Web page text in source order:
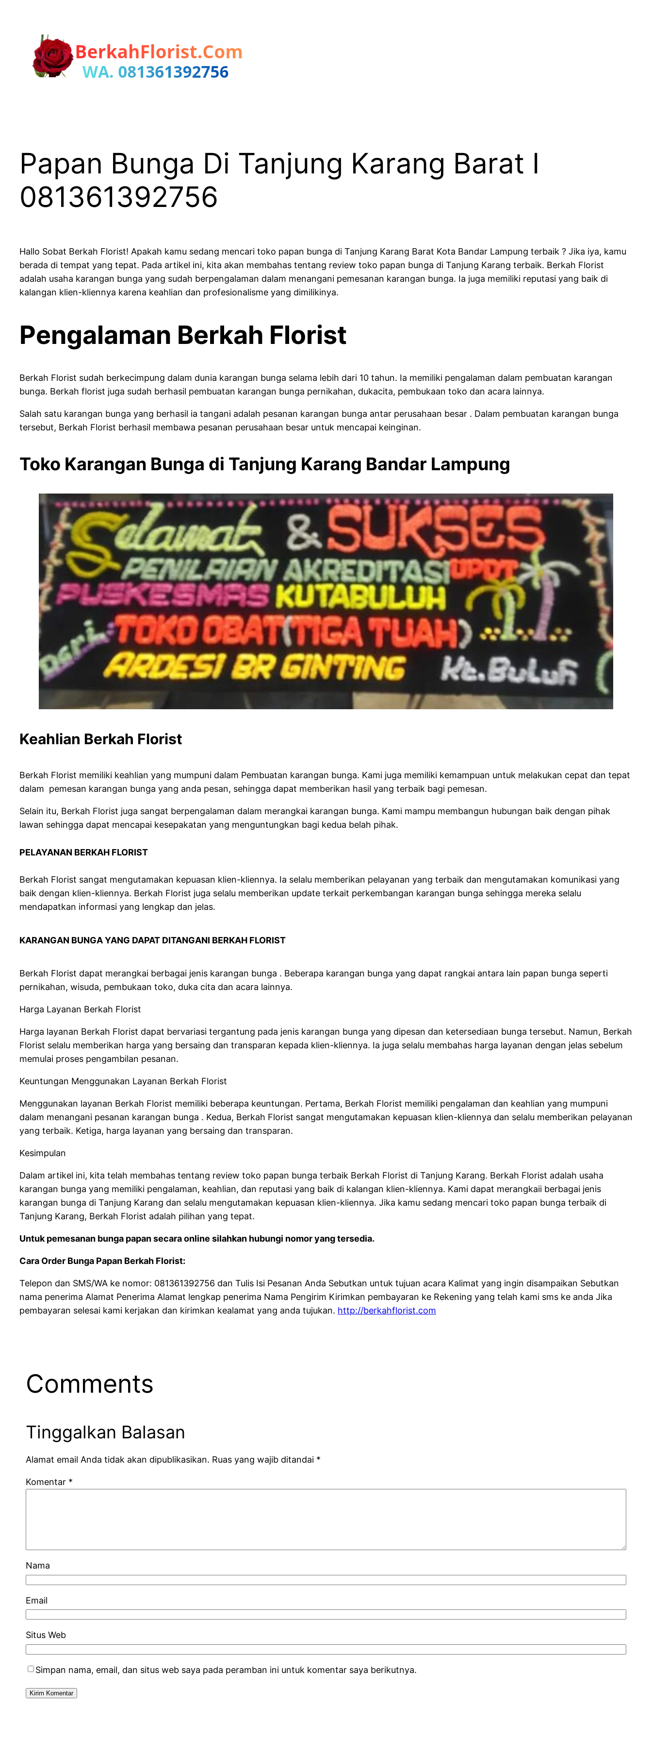
Papan Bunga Di Tanjung Karang Barat I
081361392756
Hallo Sobat Berkah Florist! Apakah kamu sedang mencari toko papan bunga di Tanjung Karang Barat Kota Bandar Lampung terbaik ? Jika iya, kamu
berada di tempat yang tepat. Pada artikel ini, kita akan membahas tentang review toko papan bunga di Tanjung Karang terbaik. Berkah Florist
adalah usaha karangan bunga yang sudah berpengalaman dalam menangani pemesanan karangan bunga. Ia juga memiliki reputasi yang baik di
kalangan klien-kliennya karena keahlian dan profesionalisme yang dimilikinya.
Pengalaman Berkah Florist
Berkah Florist sudah berkecimpung dalam dunia karangan bunga selama lebih dari 10 tahun. Ia memiliki pengalaman dalam pembuatan karangan
bunga. Berkah florist juga sudah berhasil pembuatan karangan bunga pernikahan, dukacita, pembukaan toko dan acara lainnya.
Salah satu karangan bunga yang berhasil ia tangani adalah pesanan karangan bunga antar perusahaan besar . Dalam pembuatan karangan bunga
tersebut, Berkah Florist berhasil membawa pesanan perusahaan besar untuk mencapai keinginan.
Toko Karangan Bunga di Tanjung Karang Bandar Lampung
Keahlian Berkah Florist
Berkah Florist memiliki keahlian yang mumpuni dalam Pembuatan karangan bunga. Kami juga memiliki kemampuan untuk melakukan cepat dan tepat
dalam pemesan karangan bunga yang anda pesan, sehingga dapat memberikan hasil yang terbaik bagi pemesan.
Selain itu, Berkah Florist juga sangat berpengalaman dalam merangkai karangan bunga. Kami mampu membangun hubungan baik dengan pihak
lawan sehingga dapat mencapai kesepakatan yang menguntungkan bagi kedua belah pihak.
PELAYANAN BERKAH FLORIST
Berkah Florist sangat mengutamakan kepuasan klien-kliennya. Ia selalu memberikan pelayanan yang terbaik dan mengutamakan komunikasi yang
baik dengan klien-kliennya. Berkah Florist juga selalu memberikan update terkait perkembangan karangan bunga sehingga mereka selalu
mendapatkan informasi yang lengkap dan jelas.
KARANGAN BUNGA YANG DAPAT DITANGANI BERKAH FLORIST
Berkah Florist dapat merangkai berbagai jenis karangan bunga . Beberapa karangan bunga yang dapat rangkai antara lain papan bunga seperti
pernikahan, wisuda, pembukaan toko, duka cita dan acara lainnya.
Harga Layanan Berkah Florist
Harga layanan Berkah Florist dapat bervariasi tergantung pada jenis karangan bunga yang dipesan dan ketersediaan bunga tersebut. Namun, Berkah
Florist selalu memberikan harga yang bersaing dan transparan kepada klien-kliennya. Ia juga selalu membahas harga layanan dengan jelas sebelum
memulai proses pengambilan pesanan.
Keuntungan Menggunakan Layanan Berkah Florist
Menggunakan layanan Berkah Florist memiliki beberapa keuntungan. Pertama, Berkah Florist memiliki pengalaman dan keahlian yang mumpuni
dalam menangani pesanan karangan bunga . Kedua, Berkah Florist sangat mengutamakan kepuasan klien-kliennya dan selalu memberikan pelayanan
yang terbaik. Ketiga, harga layanan yang bersaing dan transparan.
Kesimpulan
Dalam artikel ini, kita telah membahas tentang review toko papan bunga terbaik Berkah Florist di Tanjung Karang. Berkah Florist adalah usaha
karangan bunga yang memiliki pengalaman, keahlian, dan reputasi yang baik di kalangan klien-kliennya. Kami dapat merangkaii berbagai jenis
karangan bunga di Tanjung Karang dan selalu mengutamakan kepuasan klien-kliennya. Jika kamu sedang mencari toko papan bunga terbaik di
Tanjung Karang, Berkah Florist adalah pilihan yang tepat.
Untuk pemesanan bunga papan secara online silahkan hubungi nomor yang tersedia.
Cara Order Bunga Papan Berkah Florist:
Telepon dan SMS/WA ke nomor: 081361392756 dan Tulis Isi Pesanan Anda Sebutkan untuk tujuan acara Kalimat yang ingin disampaikan Sebutkan
nama penerima Alamat Penerima Alamat lengkap penerima Nama Pengirim Kirimkan pembayaran ke Rekening yang telah kami sms ke anda Jika
pembayaran selesai kami kerjakan dan kirimkan kealamat yang anda tujukan. http://berkahflorist.com
Comments
Tinggalkan Balasan
Alamat email Anda tidak akan dipublikasikan. Ruas yang wajib ditandai *
Komentar *
Nama
Email
Situs Web
Simpan nama, email, dan situs web saya pada peramban ini untuk komentar saya berikutnya.